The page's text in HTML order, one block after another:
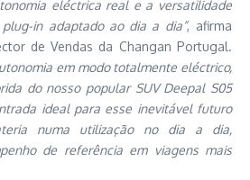
eléctrica real e a versatilidade
in adaptado ao dia a dia”, afirma
de Vendas da Changan Portugal.
em modo totalmente eléctrico,
do nosso popular SUV Deepal S05
ideal para esse inevitável futuro
numa utilização no dia a dia,
de referência em viagens mais